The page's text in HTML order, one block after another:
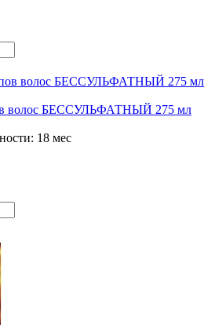
волос БЕССУЛЬФАТНЫЙ 275 мл
18 мес